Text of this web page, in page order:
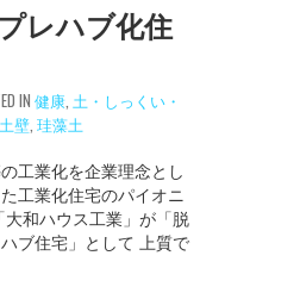
レハブ化住
IN健康 土・しっくい・
壁 珪藻土
工業化を企業理念とし
工業化住宅のパイオニ
大和ハウス工業」が「脱
ブ住宅」として 上質で